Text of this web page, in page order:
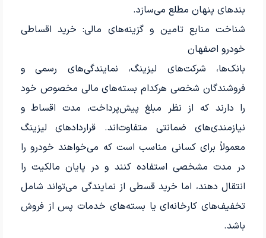
بندهای پنهان مطلع می‌سازد.
شناخت منابع تامین و گزینه‌های مالی: خرید اقساطی
خودرو اصفهان
بانک‌ها، شرکت‌های لیزینگ، نمایندگی‌های رسمی و
فروشندگان شخصی هرکدام بسته‌های مالی مخصوص خود
را دارند که از نظر مبلغ پیش‌پرداخت، مدت اقساط و
نیازمندی‌های ضمانتی متفاوت‌اند. قراردادهای لیزینگ
معمولاً برای کسانی مناسب است که می‌خواهند خودرو را
در مدت مشخصی استفاده کنند و در پایان مالکیت را
انتقال دهند، اما خرید قسطی از نمایندگی می‌تواند شامل
تخفیف‌های کارخانه‌ای یا بسته‌های خدمات پس از فروش
باشد.